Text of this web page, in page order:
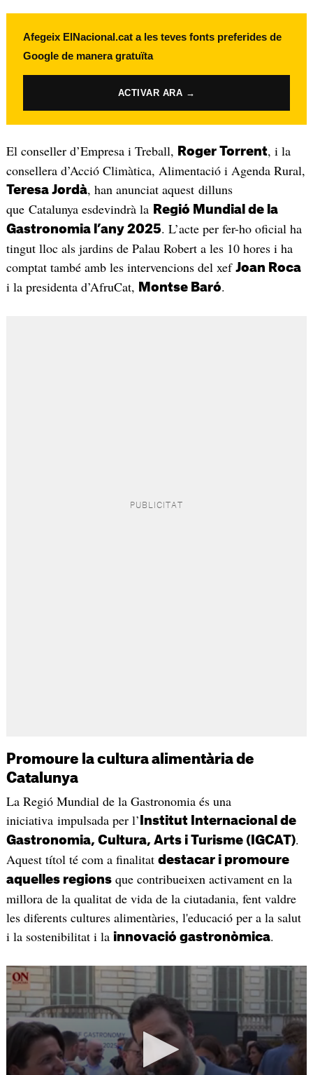
Afegeix ElNacional.cat a les teves fonts preferides de
Google de manera gratuïta
ACTIVAR ARA →
El conseller d’Empresa i Treball, Roger Torrent, i la
consellera d’Acció Climàtica, Alimentació i Agenda Rural,
Teresa Jordà, han anunciat aquest dilluns
que Catalunya esdevindrà la Regió Mundial de la
Gastronomia l’any 2025. L’acte per fer-ho oficial ha
tingut lloc als jardins de Palau Robert a les 10 hores i ha
comptat també amb les intervencions del xef Joan Roca
i la presidenta d’AfruCat, Montse Baró.
Promoure la cultura alimentària de
Catalunya
La Regió Mundial de la Gastronomia és una
iniciativa impulsada per l’ Institut Internacional de
Gastronomia, Cultura, Arts i Turisme (IGCAT).
Aquest títol té com a finalitat destacar i promoure
aquelles regionsque contribueixen activament en la
millora de la qualitat de vida de la ciutadania, fent valdre
les diferents cultures alimentàries, l'educació per a la salut
i la sostenibilitat i la innovació gastronòmica.